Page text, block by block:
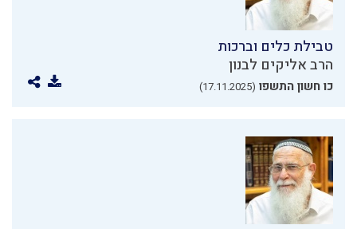
טבילת כלים וברכות
הרב אליקים לבנון
כו חשון התשפו (17.11.2025)